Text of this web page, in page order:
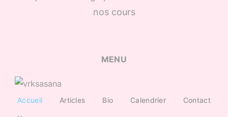
nos cours
MENU
Accueil Articles Bio Calendrier Contact